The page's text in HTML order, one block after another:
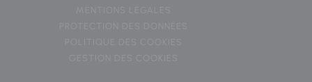
MENTIONS LÉGALES